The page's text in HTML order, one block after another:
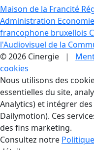
Maison de la Francité
Administration
francophone bruxellois
l'Audiovisuel de la
© 2026 Cinergie |
cookies
Gestion des
Nous utilisons des
essentielles du site,
Analytics) et intégrer des
Dailymotion). Ces
des fins marketing.
Consultez notre